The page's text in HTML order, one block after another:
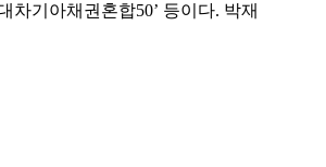
차기아채권혼합50’ 등이다. 박재